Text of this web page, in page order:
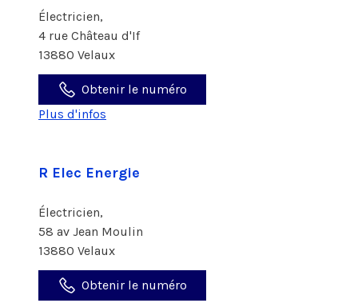
Électricien,
4 rue Château d'If
13880 Velaux
Obtenir le numéro
Plus d'infos
R Elec Energie
Électricien,
58 av Jean Moulin
13880 Velaux
Obtenir le numéro